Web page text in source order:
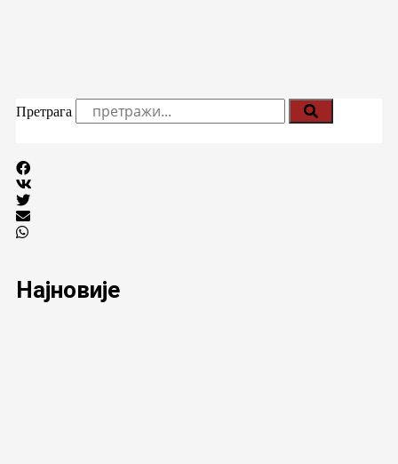
Претрага
Најновије